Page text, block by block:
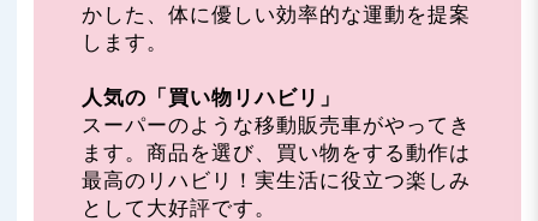
かした、体に優しい効率的な運動を提案
します。
人気の「買い物リハビリ」
スーパーのような移動販売車がやってき
ます。商品を選び、買い物をする動作は
最高のリハビリ！実生活に役立つ楽しみ
として大好評です。